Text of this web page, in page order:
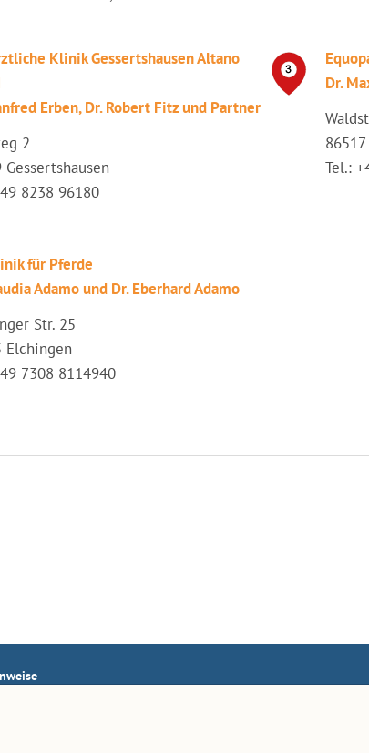
Klinik Gessertshausen Altano
Erben, Dr. Robert Fitz und Partner
2
Gessertshausen
8238 96180
Dr.
Tel.:
für Pferde
Adamo und Dr. Eberhard Adamo
Str. 25
Elchingen
7308 8114940